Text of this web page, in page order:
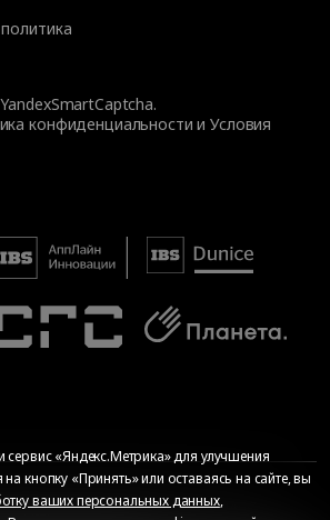
конфиденциальности иУсловия
ответственностью «ИБС
«Яндекс.Метрика» для улучшения
кнопку «Принять» или оставаясь на сайте, вы
ваших персональных данных,